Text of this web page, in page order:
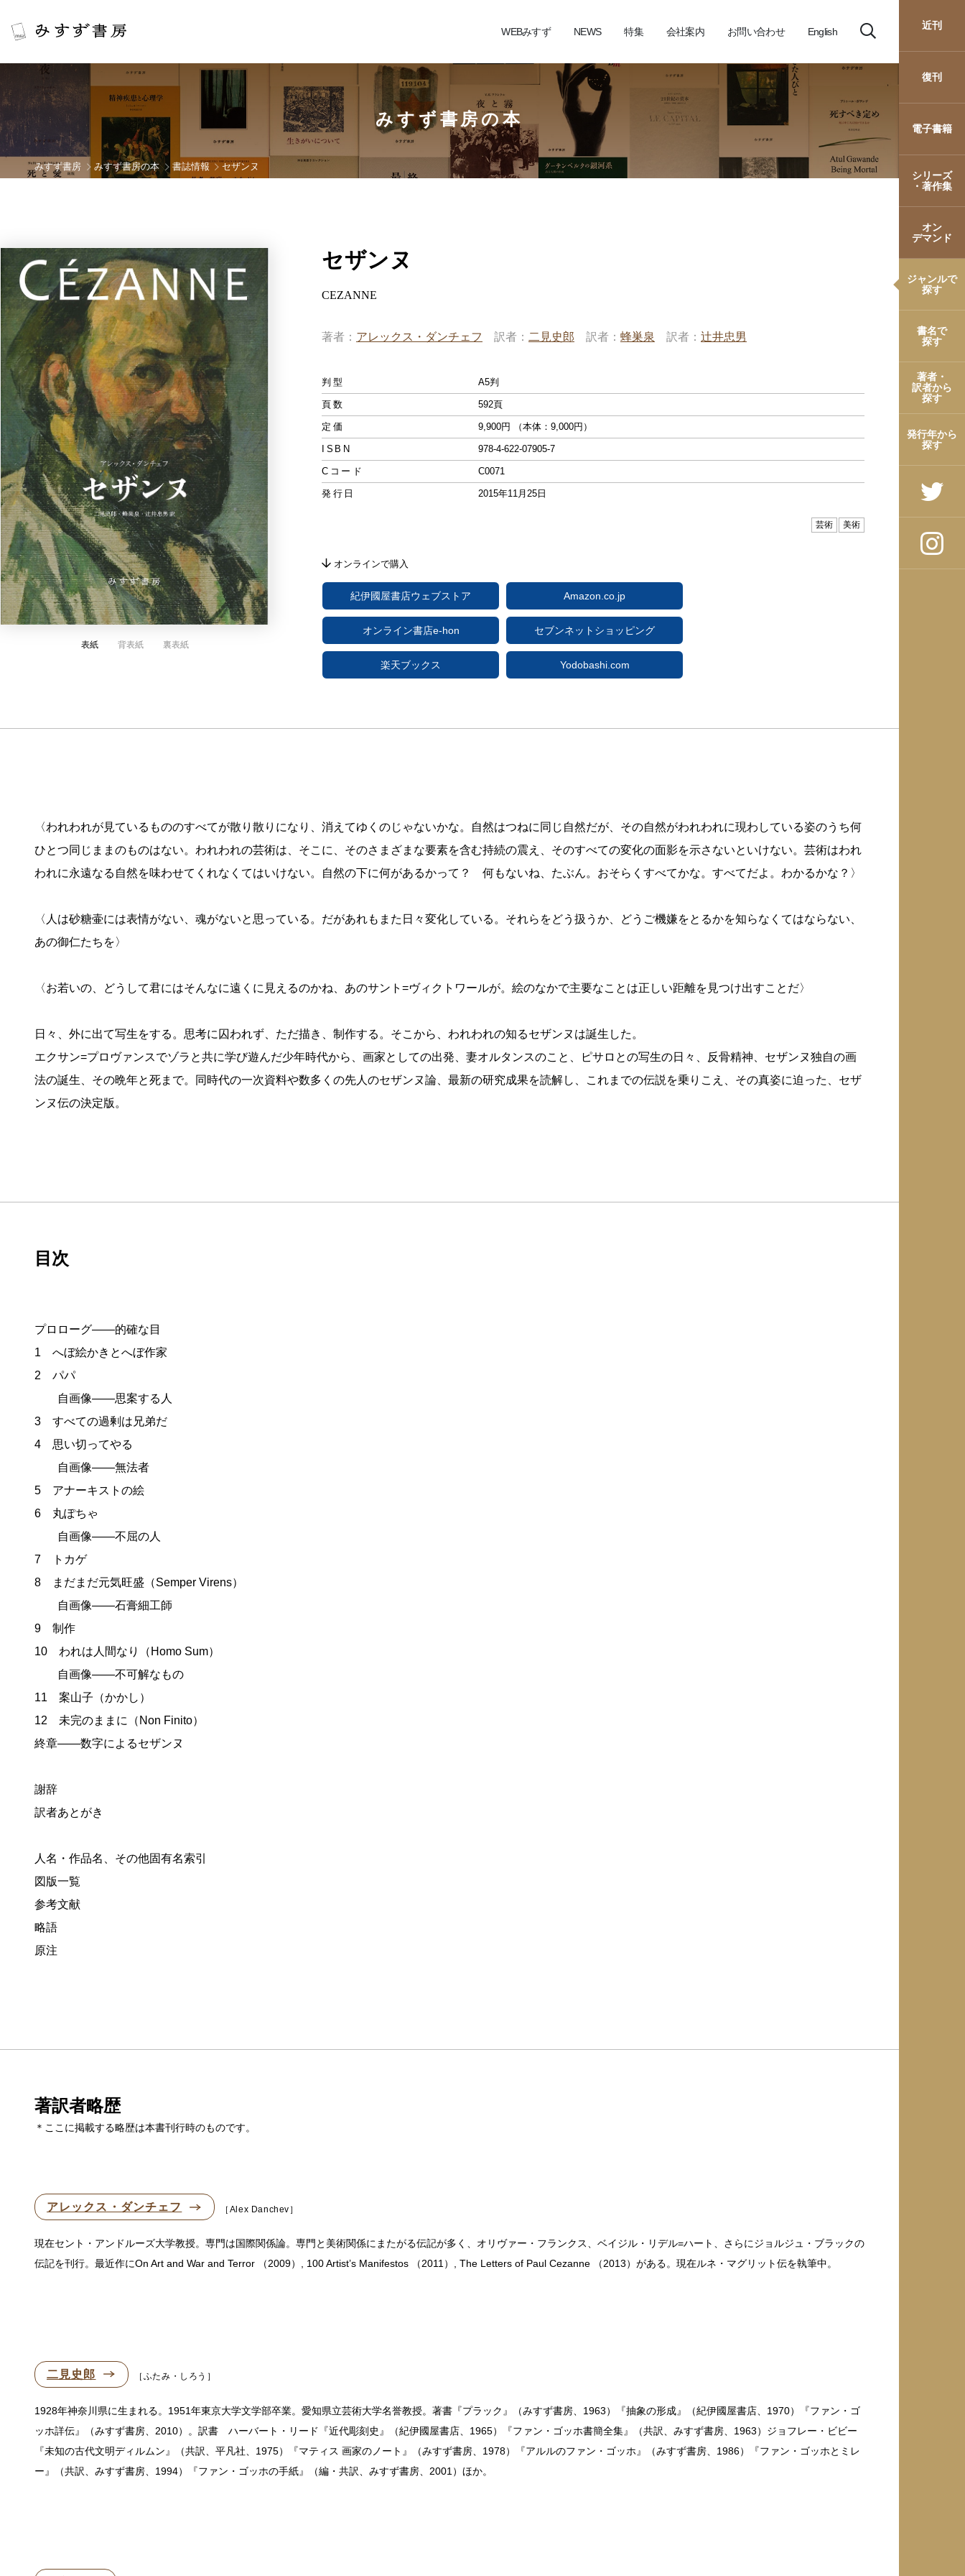
WEBみすず NEWS 特集 会社案内 お問い合わせ English
近刊
復刊
電子書籍
シリーズ
・著作集
オン
デマンド
ジャンルで
探す
書名で
探す
著者・
訳者から
探す
発行年から
探す
みすず書房の本
みすず書房 みすず書房の本 書誌情報 セザンヌ
セザンヌ
CEZANNE
表紙 背表紙 裏表紙
著者 アレックス・ダンチェフ 訳者 二見史郎 訳者 蜂巣泉 訳者 辻井忠男
判型 A5判
頁数 592頁
定価 9,900円 （本体：9,000円）
ISBN 978-4-622-07905-7
Cコード C0071
発行日 2015年11月25日
芸術 美術
オンラインで購入
紀伊國屋書店ウェブストア Amazon.co.jp
オンライン書店e-hon セブンネットショッピング
楽天ブックス Yodobashi.com
〈われわれが見ているもののすべてが散り散りになり、消えてゆくのじゃないかな。自然はつねに同じ自然だが、その自然がわれわれに現わしている姿のうち何
ひとつ同じままのものはない。われわれの芸術は、そこに、そのさまざまな要素を含む持続の震え、そのすべての変化の面影を示さないといけない。芸術はわれ
われに永遠なる自然を味わせてくれなくてはいけない。自然の下に何があるかって？ 何もないね、たぶん。おそらくすべてかな。すべてだよ。わかるかな？〉
〈人は砂糖壷には表情がない、魂がないと思っている。だがあれもまた日々変化している。それらをどう扱うか、どうご機嫌をとるかを知らなくてはならない、
あの御仁たちを〉
〈お若いの、どうして君にはそんなに遠くに見えるのかね、あのサント=ヴィクトワールが。絵のなかで主要なことは正しい距離を見つけ出すことだ〉
日々、外に出て写生をする。思考に囚われず、ただ描き、制作する。そこから、われわれの知るセザンヌは誕生した。
エクサン=プロヴァンスでゾラと共に学び遊んだ少年時代から、画家としての出発、妻オルタンスのこと、ピサロとの写生の日々、反骨精神、セザンヌ独自の画
法の誕生、その晩年と死まで。同時代の一次資料や数多くの先人のセザンヌ論、最新の研究成果を読解し、これまでの伝説を乗りこえ、その真姿に迫った、セザ
ンヌ伝の決定版。
目次
プロローグ——的確な目
1 へぼ絵かきとへぼ作家
2 パパ
自画像——思案する人
3 すべての過剰は兄弟だ
4 思い切ってやる
自画像——無法者
5 アナーキストの絵
6 丸ぽちゃ
自画像——不屈の人
7 トカゲ
8 まだまだ元気旺盛（Semper Virens）
自画像——石膏細工師
9 制作
10 われは人間なり（Homo Sum）
自画像——不可解なもの
11 案山子（かかし）
12 未完のままに（Non Finito）
終章——数字によるセザンヌ
謝辞
訳者あとがき
人名・作品名、その他固有名索引
図版一覧
参考文献
略語
原注
著訳者略歴
＊ここに掲載する略歴は本書刊行時のものです。
アレックス・ダンチェフ Alex Danchev
現在セント・アンドルーズ大学教授。専門は国際関係論。専門と美術関係にまたがる伝記が多く、オリヴァー・フランクス、ベイジル・リデル=ハート、さらにジョルジュ・ブラックの
伝記を刊行。最近作にOn Art and War and Terror （2009）, 100 Artist’s Manifestos （2011）, The Letters of Paul Cezanne （2013）がある。現在ルネ・マグリット伝を執筆中。
二見史郎 ふたみ・しろう
1928年神奈川県に生まれる。1951年東京大学文学部卒業。愛知県立芸術大学名誉教授。著書『プラック』（みすず書房、1963）『抽象の形成』（紀伊國屋書店、1970）『ファン・ゴ
ッホ詳伝』（みすず書房、2010）。訳書 ハーバート・リード『近代彫刻史』（紀伊國屋書店、1965）『ファン・ゴッホ書簡全集』（共訳、みすず書房、1963）ジョフレー・ビビー
『未知の古代文明ディルムン』（共訳、平凡社、1975）『マティス 画家のノート』（みすず書房、1978）『アルルのファン・ゴッホ』（みすず書房、1986）『ファン・ゴッホとミレ
ー』（共訳、みすず書房、1994）『ファン・ゴッホの手紙』（編・共訳、みすず書房、2001）ほか。